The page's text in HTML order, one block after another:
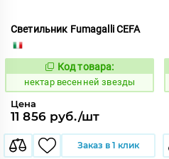
Светильник Fumagalli CEFA
Код:
1126279
Код товара:
нектар весенней звезды
Цена
11 856 руб./шт
Заказ в 1 клик